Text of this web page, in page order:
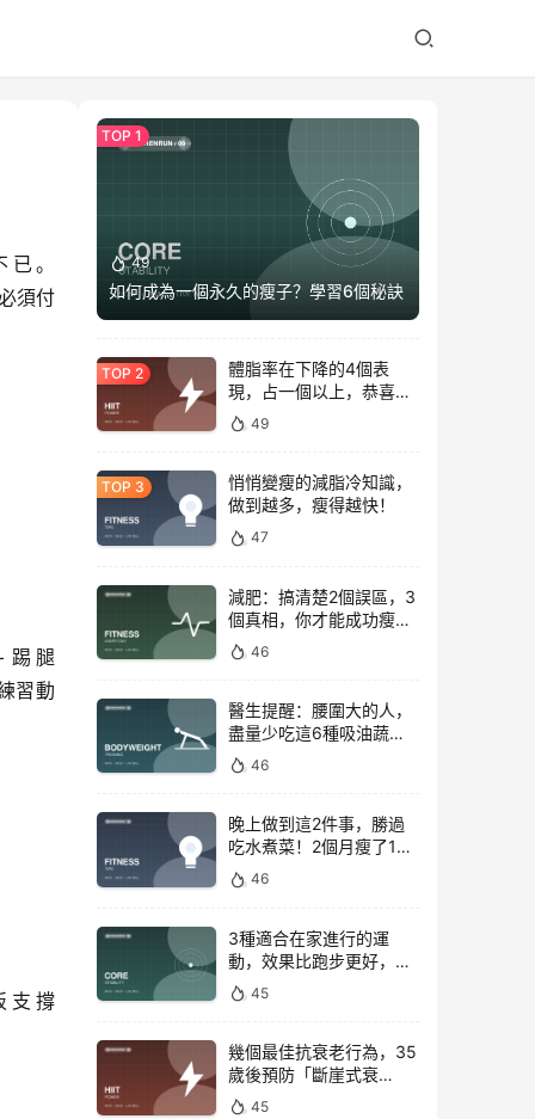
。
須付
踢腿
習動
支撐
49
如何成為一個永久的瘦子？學習6個秘訣
體脂率在下降的4個表
現，占一個以上，恭喜你
正在變瘦
49
悄悄變瘦的減脂冷知識，
做到越多，瘦得越快！
47
減肥：搞清楚2個誤區，3
個真相，你才能成功瘦下
來！46
醫生提醒：腰圍大的人，
盡量少吃這6種吸油蔬
菜！46
晚上做到這2件事，勝過
吃水煮菜！2個月瘦了15
斤，腰圍下降6cm
46
3種適合在家進行的運
動，效果比跑步更好，是
公認的脂肪殺手！
45
幾個最佳抗衰老行為，35
歲後預防「斷崖式衰
老」！
45